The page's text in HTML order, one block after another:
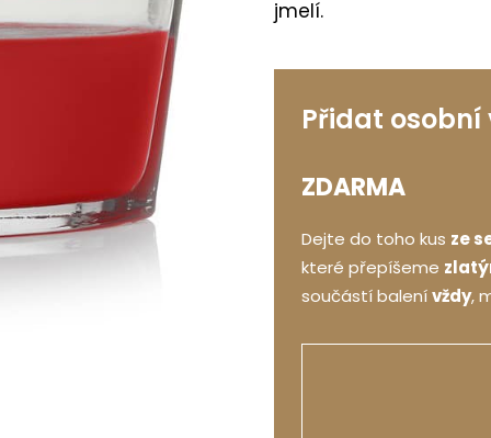
jmelí.
Přidat osobní
ZDARMA
Dejte do toho kus ze
které přepíšeme
součástí balenívždy,